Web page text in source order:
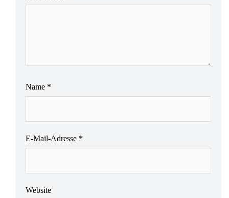
Name *
E-Mail-Adresse *
Website